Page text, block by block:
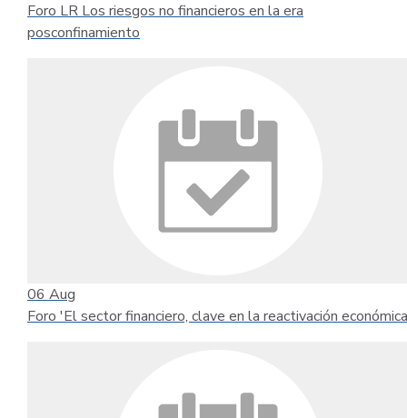
Foro LR Los riesgos no financieros en la era
posconfinamiento
06 Aug
Foro 'El sector financiero, clave en la reactivación